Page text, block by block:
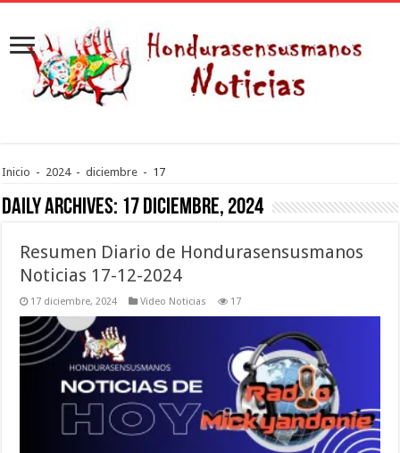
Inicio - 2024 - diciembre - 17
Daily Archives: 17 diciembre, 2024
Resumen Diario de Hondurasensusmanos
Noticias 17-12-2024
17 diciembre, 2024 Video Noticias 17